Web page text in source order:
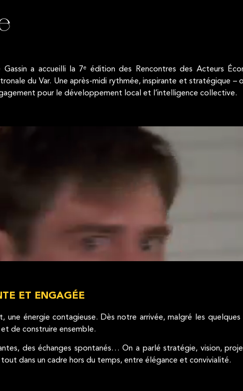
a accueilli la 7ᵉ édition des Rencontres des Acteurs
du Var. Une après-midi rythmée, inspirante et stratégique –
pour le développement local et l’intelligence collective.
ET ENGAGÉE
énergie contagieuse. Dès notre arrivée, malgré les
de construire ensemble.
des échanges spontanés… On a parlé stratégie, vision,
dans un cadre hors du temps, entre élégance et convivialité.